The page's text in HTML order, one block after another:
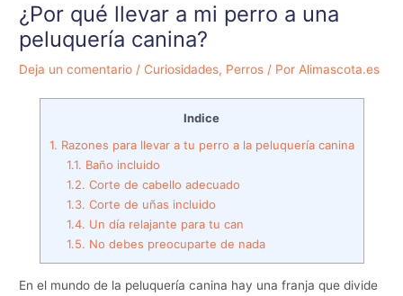
¿Por qué llevar a mi perro a una
peluquería canina?
Deja un comentario / Curiosidades, Perros / Por Alimascota.es
Indice
1. Razones para llevar a tu perro a la peluquería canina
1.1. Baño incluido
1.2. Corte de cabello adecuado
1.3. Corte de uñas incluido
1.4. Un día relajante para tu can
1.5. No debes preocuparte de nada
En el mundo de la peluquería canina hay una franja que divide